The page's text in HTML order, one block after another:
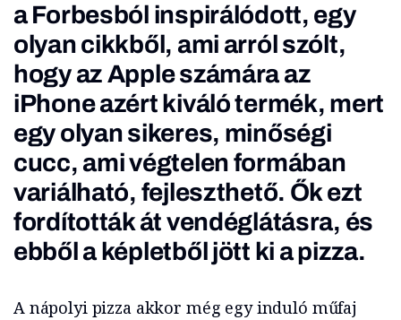
a Forbesból inspirálódott, egy
olyan cikkből, ami arról szólt,
hogy az Apple számára az
iPhone azért kiváló termék, mert
egy olyan sikeres, minőségi
cucc, ami végtelen formában
variálható, fejleszthető. Ők ezt
fordították át vendéglátásra, és
ebből a képletből jött ki a pizza.
A nápolyi pizza akkor még egy induló műfaj